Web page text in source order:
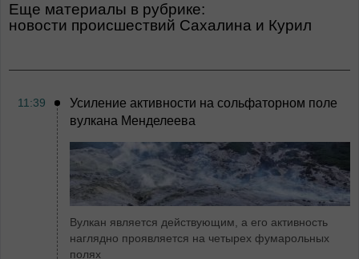
Еще материалы в рубрике:
Новости происшествий Сахалина и Курил
11:39
Усиление активности на сольфаторном поле
вулкана Менделеева
Вулкан является действующим, а его активность
наглядно проявляется на четырех фумарольных
полях